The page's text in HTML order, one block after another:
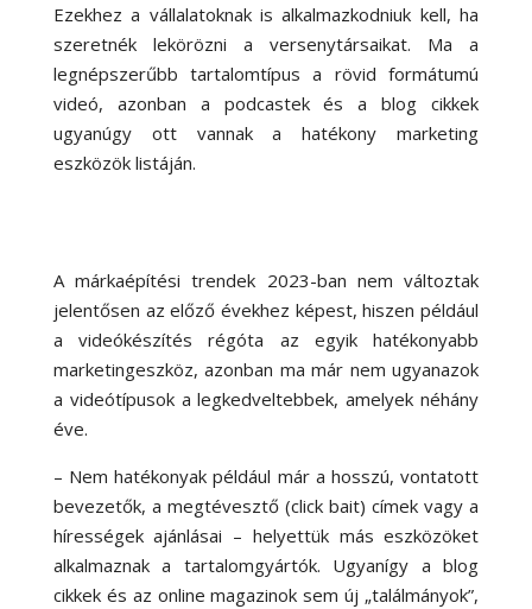
Ezekhez a vállalatoknak is alkalmazkodniuk kell, ha
szeretnék lekörözni a versenytársaikat. Ma a
legnépszerűbb tartalomtípus a rövid formátumú
videó, azonban a podcastek és a blog cikkek
ugyanúgy ott vannak a hatékony marketing
eszközök listáján.
A márkaépítési trendek 2023-ban nem változtak
jelentősen az előző évekhez képest, hiszen például
a videókészítés régóta az egyik hatékonyabb
marketingeszköz, azonban ma már nem ugyanazok
a videótípusok a legkedveltebbek, amelyek néhány
éve.
– Nem hatékonyak például már a hosszú, vontatott
bevezetők, a megtévesztő (click bait) címek vagy a
hírességek ajánlásai – helyettük más eszközöket
alkalmaznak a tartalomgyártók. Ugyanígy a blog
cikkek és az online magazinok sem új „találmányok”,